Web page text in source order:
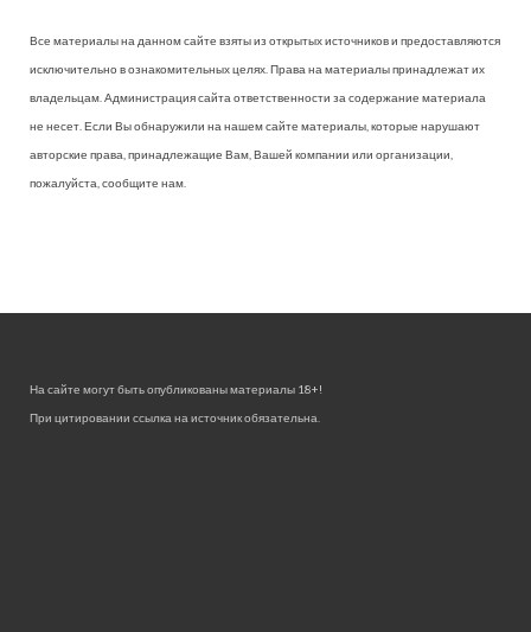
Все материалы на данном сайте взяты из открытых источников и предоставляются
исключительно в ознакомительных целях. Права на материалы принадлежат их
владельцам. Администрация сайта ответственности за содержание материала
не несет. Если Вы обнаружили на нашем сайте материалы, которые нарушают
авторские права, принадлежащие Вам, Вашей компании или организации,
пожалуйста, сообщите нам.
На сайте могут быть опубликованы материалы 18+!
При цитировании ссылка на источник обязательна.